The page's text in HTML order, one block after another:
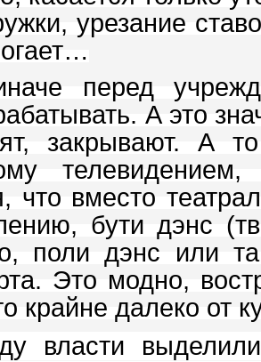
урезание
перед
А это
закрывают. А
что вместо
бути дэнс
поли дэнс или
Это модно,
крайне далеко от
власти